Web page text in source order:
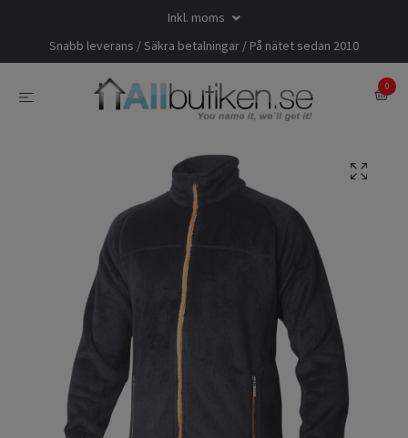
Inkl. moms
Snabb leverans / Säkra betalningar / På nätet sedan 2010
0